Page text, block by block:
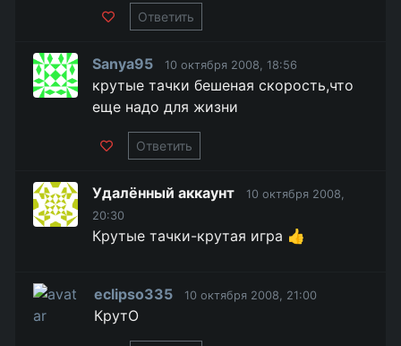
Ответить
Sanya95 10 октября 2008, 18:56
крутые тачки бешеная скорость,что
еще надо для жизни
Ответить
Удалённый аккаунт
10 октября 2008,
20:30
Крутые тачки-крутая игра 👍
eclipso335 10 октября 2008, 21:00
КрутO